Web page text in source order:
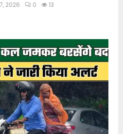
2026 0 13